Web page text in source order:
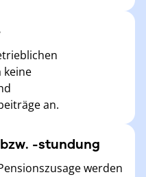
keine
an.
-stundung
werden